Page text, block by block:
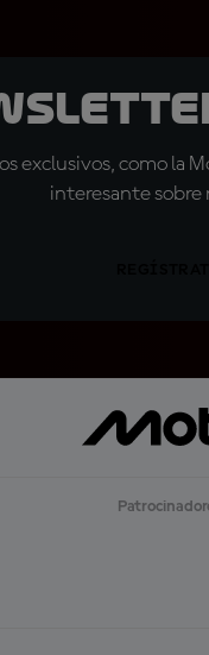
exclusivos, como
interesante